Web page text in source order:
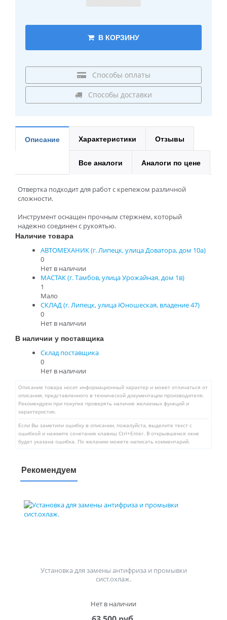
В КОРЗИНУ
Способы оплаты
Способы доставки
Описание Характеристики Отзывы
Все аналоги Аналоги по цене
Отвертка подходит для работ с крепежом различной
сложности.
Инструмент оснащен прочным стержнем, который
надежно соединен с рукоятью.
Наличие товара
АВТОМЕХАНИК (г. Липецк, улица Доватора, дом 10а)
0
Нет в наличии
МАСТАК (г. Тамбов, улица Урожайная, дом 1в)
1
Мало
СКЛАД (г. Липецк, улица Юношеская, владение 47)
0
Нет в наличии
В наличии у поставщика
Склад поставщика
0
Нет в наличии
Описание товара носит информационный характер и может отличаться от
описания, представленного в технической документации производителя.
Рекомендуем при покупке проверять наличие желаемых функций и
характеристик.
Если Вы заметили ошибку в описании, пожалуйста, выделите текст с
ошибкой и нажмите сочетание клавиш Ctrl+Enter. В открывшемся окне
будет указана ошибка. По желанию можете написать комментарий.
Рекомендуем
Установка для замены антифриза и промывки
сист.охлаж.
Нет в наличии